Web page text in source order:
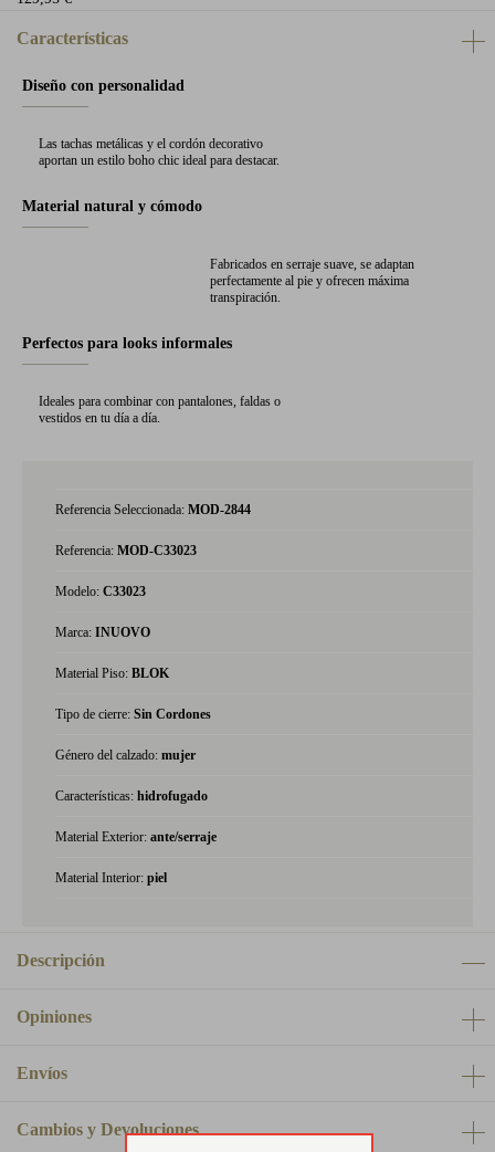
Características
Diseño con personalidad
Las tachas metálicas y el cordón decorativo
aportan un estilo boho chic ideal para destacar.
Material natural y cómodo
Fabricados en serraje suave, se adaptan
perfectamente al pie y ofrecen máxima
transpiración.
Perfectos para looks informales
Ideales para combinar con pantalones, faldas o
vestidos en tu día a día.
Referencia Seleccionada: MOD-2844
Referencia: MOD-C33023
Modelo: C33023
Marca: INUOVO
Material Piso: BLOK
Tipo de cierre: Sin Cordones
Género del calzado: mujer
Características: hidrofugado
Material Exterior: ante/serraje
Material Interior: piel
Descripción
Opiniones
Envíos
Cambios y Devoluciones